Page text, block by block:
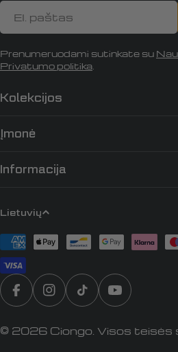
Kolekcijos
Įmonė
Informacija
El.
paštas
Prenumeruodami sutinkate su
Privatumo politika
K
a
l
b
a
Lietuvių
Apmokėjimo
būdai
Translation missing:
„Instagram“
„TikTok“„YouTube“
© 2026 Ciongo. Visos teisės